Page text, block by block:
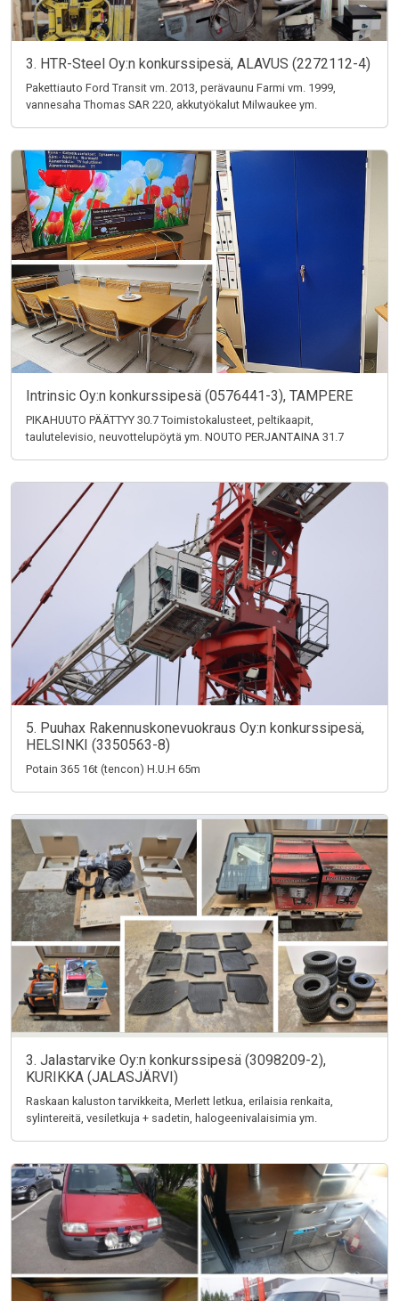
3. HTR-Steel Oy:n konkurssipesä, ALAVUS (2272112-4)
Pakettiauto Ford Transit vm. 2013, perävaunu Farmi vm. 1999,
vannesaha Thomas SAR 220, akkutyökalut Milwaukee ym.
Intrinsic Oy:n konkurssipesä (0576441-3), TAMPERE
PIKAHUUTO PÄÄTTYY 30.7 Toimistokalusteet, peltikaapit,
taulutelevisio, neuvottelupöytä ym. NOUTO PERJANTAINA 31.7
5. Puuhax Rakennuskonevuokraus Oy:n konkurssipesä,
HELSINKI (3350563-8)
Potain 365 16t (tencon) H.U.H 65m
3. Jalastarvike Oy:n konkurssipesä (3098209-2),
KURIKKA (JALASJÄRVI)
Raskaan kaluston tarvikkeita, Merlett letkua, erilaisia renkaita,
sylintereitä, vesiletkuja + sadetin, halogeenivalaisimia ym.